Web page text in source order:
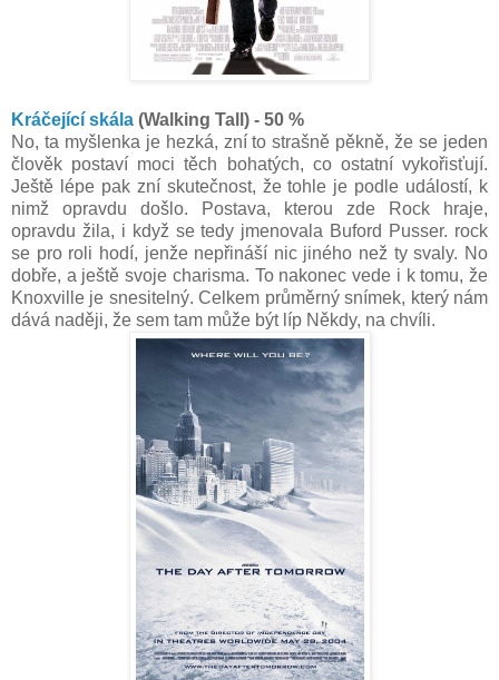
Kráčející skála (Walking Tall) - 50 %
No, ta myšlenka je hezká, zní to strašně pěkně, že se jeden
člověk postaví moci těch bohatých, co ostatní vykořisťují.
Ještě lépe pak zní skutečnost, že tohle je podle událostí, k
nimž opravdu došlo. Postava, kterou zde Rock hraje,
opravdu žila, i když se tedy jmenovala Buford Pusser. rock
se pro roli hodí, jenže nepřináší nic jiného než ty svaly. No
dobře, a ještě svoje charisma. To nakonec vede i k tomu, že
Knoxville je snesitelný. Celkem průměrný snímek, který nám
dává naději, že sem tam může být líp Někdy, na chvíli.